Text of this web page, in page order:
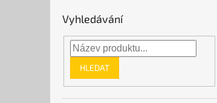
Vyhledávání
HLEDAT